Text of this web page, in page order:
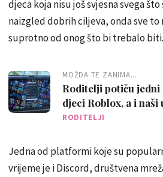
djeca koja nisu još svjesna svega
naizgled dobrih ciljeva, onda sve
suprotno od onog što bi trebalo biti.
MOŽDA TE ZANIMA...
Roditelji potiču
djeci Roblox, a i
na opasnosti
RODITELJI
Jedna od platformi koje su
vrijeme je i Discord, društvena